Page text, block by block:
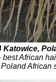
Katowice,
best African
African